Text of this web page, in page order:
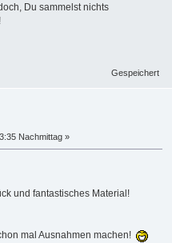
Du sammelst nichts
Gespeichert
Nachmittag »
und fantastisches Material!
mal Ausnahmen machen!